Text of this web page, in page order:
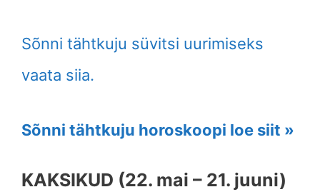
Sõnni tähtkuju süvitsi uurimiseks
vaata siia.
Sõnni tähtkuju horoskoopi loe siit »
KAKSIKUD (22. mai – 21. juuni)